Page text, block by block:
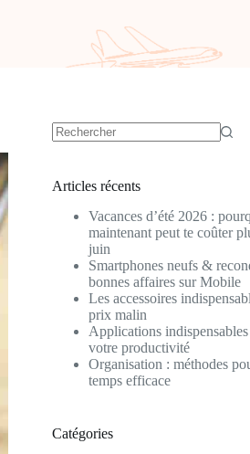
Articles récents
Vacances d’été 2026 :
maintenant peut te coûter
juin
Smartphones neufs &
bonnes affaires sur Mobile
Les accessoires
prix malin
Applications
votre productivité
Organisation : méthodes
temps efficace
Catégories